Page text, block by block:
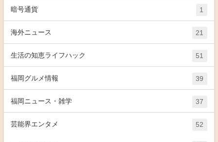
暗号通貨 1
海外ニュース 21
生活の知恵ライフハック 51
福岡グルメ情報 39
福岡ニュース・雑学 37
芸能界エンタメ 52